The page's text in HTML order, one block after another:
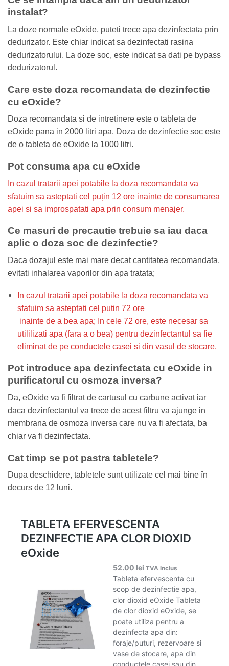
instalat?
La doze normale eOxide, puteti trece apa dezinfectata prin
dedurizator. Este chiar indicat sa dezinfectati rasina
dedurizatorului. La doze soc, este indicat sa dati pe bypass
dedurizatorul.
Care este doza recomandata de dezinfectie
cu eOxide?
Doza recomandata si de intretinere este o tableta de
eOxide pana in 2000 litri apa. Doza de dezinfectie soc este
de o tableta de eOxide la 1000 litri.
Pot consuma apa cu eOxide
In cazul tratarii apei potabile la doza recomandata va
sfatuim sa asteptati cel puțin 12 ore inainte de consumarea
apei si sa improspatati apa prin consum menajer.
Ce masuri de precautie trebuie sa iau daca
aplic o doza soc de dezinfectie?
Daca dozajul este mai mare decat cantitatea recomandata,
evitati inhalarea vaporilor din apa tratata;
In cazul tratarii apei potabile la doza recomandata va
sfatuim sa asteptati cel putin 72 ore
inainte de a bea apa; In cele 72 ore, este necesar sa
utililizati apa (fara a o bea) pentru dezinfectantul sa fie
eliminat de pe conductele casei si din vasul de stocare.
Pot introduce apa dezinfectata cu eOxide in
purificatorul cu osmoza inversa?
Da, eOxide va fi filtrat de cartusul cu carbune activat iar
daca dezinfectantul va trece de acest filtru va ajunge in
membrana de osmoza inversa care nu va fi afectata, ba
chiar va fi dezinfectata.
Cat timp se pot pastra tabletele?
Dupa deschidere, tabletele sunt utilizate cel mai bine în
decurs de 12 luni.